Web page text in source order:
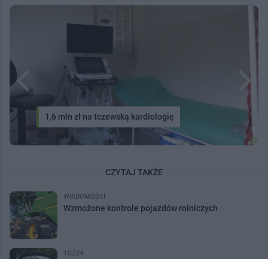
1,6 mln zł na tczewską kardiologię
CZYTAJ TAKŻE
WIADOMOŚCI
Wzmożone kontrole pojazdów rolniczych
TCZ24